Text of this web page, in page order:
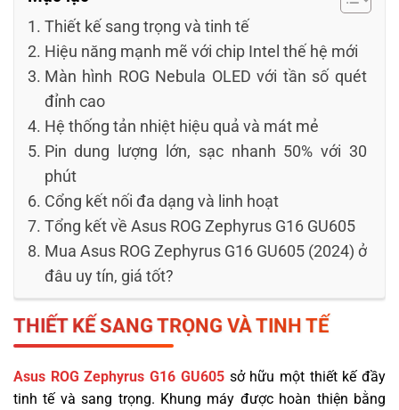
Thiết kế sang trọng và tinh tế
Hiệu năng mạnh mẽ với chip Intel thế hệ mới
Màn hình ROG Nebula OLED với tần số quét
đỉnh cao
Hệ thống tản nhiệt hiệu quả và mát mẻ
Pin dung lượng lớn, sạc nhanh 50% với 30
phút
Cổng kết nối đa dạng và linh hoạt
Tổng kết về Asus ROG Zephyrus G16 GU605
Mua Asus ROG Zephyrus G16 GU605 (2024) ở
đâu uy tín, giá tốt?
THIẾT KẾ SANG TRỌNG VÀ TINH TẾ
Asus ROG Zephyrus G16 GU605sở hữu một thiết kế đầy
tinh tế và sang trọng. Khung máy được hoàn thiện bằng